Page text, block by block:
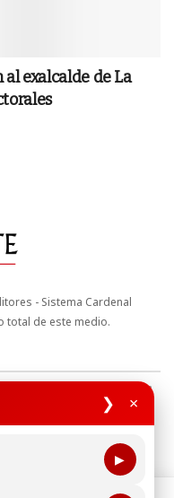
❯ ×
▶
al exalcalde de La
- Sistema Cardenal
total de este medio.
Autor y Propiedad Intelectual
Tratamiento de Datos